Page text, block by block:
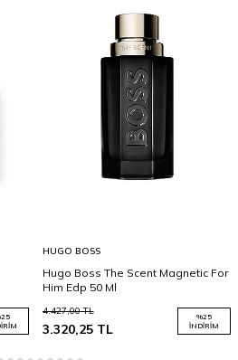
25
HUGO BOSS
Hugo Boss The Scent Magnetic For
Him Edp 50 Ml
4.427,00TL
3.320,25TL
%25
İNDIRIM